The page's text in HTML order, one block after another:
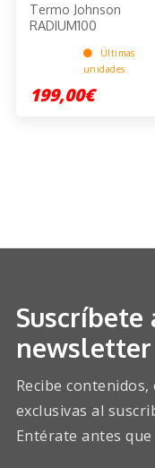
Termo Johnson
RADIUM100
Últimas
unidades
199,00€
Suscríbete
newsletter
Recibe
exclusivas al
Entérate antes